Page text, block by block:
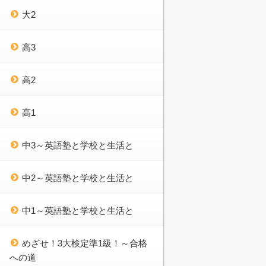
大2
高3
高2
高1
中3～英語塾と学校と生活と
中2～英語塾と学校と生活と
中1～英語塾と学校と生活と
めざせ！3大検定準1級！～合格
への道